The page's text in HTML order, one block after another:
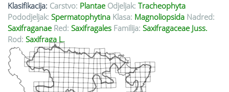
Klasifikacija: Carstvo: Plantae Odjeljak: Tracheophyta
Pododjeljak: Spermatophytina Klasa: Magnoliopsida Nadred:
Saxifraganae Red: Saxifragales Familija: Saxifragaceae Juss.
Rod: Saxifraga L.